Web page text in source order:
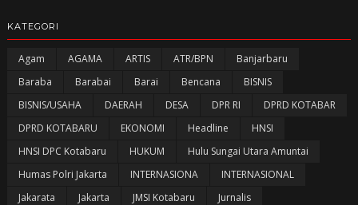
KATEGORI
Agam AGAMA ARTIS ATR/BPN
Banjarbaru
Baraba
Barabai Barai Bencana
BISNIS
BISNIS/USAHA
DAERAH DESA DPR RI
DPRD KOTABAR
DPRD KOTABARU
EKONOMI Headline
HNSI
HNSI DPC Kotabaru
HUKUM
Hulu Sungai Utara Amuntai
Humas Polri Jakarta
INTERNASIONA
INTERNASIONAL
Jakarata
Jakarta JMSI Kotabaru
Jurnalis